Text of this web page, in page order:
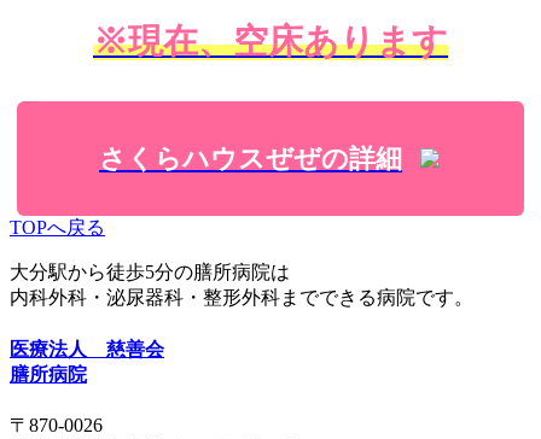
※現在、空床あります
さくらハウスぜぜの詳細
TOPへ戻る
大分駅から徒歩5分の膳所病院は
内科外科・泌尿器科・整形外科までできる病院です。
医療法人 慈善会
膳所病院
〒870-0026